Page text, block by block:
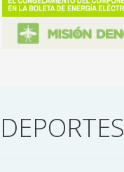
DEPORTES